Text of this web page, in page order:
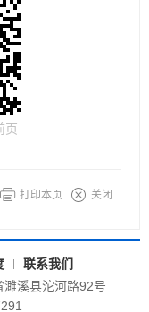
页
打印本页 关闭
联系我们
濉溪县沱河路92号